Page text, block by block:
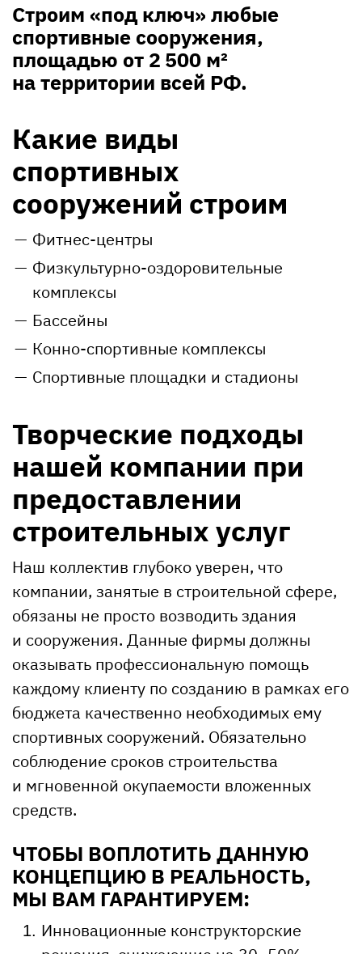
Строим «под ключ» любые
спортивные сооружения,
площадью от 2 500 м²
на территории всей РФ.
Какие виды
спортивных
сооружений строим
Фитнес-центры
Физкультурно-оздоровительные
комплексы
Бассейны
Конно-спортивные комплексы
Спортивные площадки и стадионы
Творческие подходы
нашей компании при
предоставлении
строительных услуг
Наш коллектив глубоко уверен, что
компании, занятые в строительной сфере,
обязаны не просто возводить здания
и сооружения. Данные фирмы должны
оказывать профессиональную помощь
каждому клиенту по созданию в рамках его
бюджета качественно необходимых ему
спортивных сооружений. Обязательно
соблюдение сроков строительства
и мгновенной окупаемости вложенных
средств.
ЧТОБЫ ВОПЛОТИТЬ ДАННУЮ
КОНЦЕПЦИЮ В РЕАЛЬНОСТЬ,
МЫ ВАМ ГАРАНТИРУЕМ:
Инновационные конструкторские